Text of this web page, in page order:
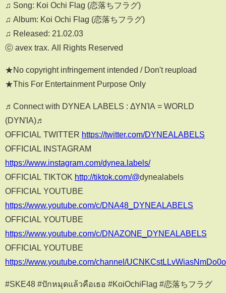
♫ Song: Koi Ochi Flag (恋落ちフラグ)
♫ Album: Koi Ochi Flag (恋落ちフラグ)
♫ Released: 21.02.03
ⓒ avex trax. All Rights Reserved
★No copyright infringement intended / Don't reupload
★This For Entertainment Purpose Only
♬Connect with DYNEA LABELS : ΔΥΝΊΑ = WORLD
(DΥΝΊΑ)♬
OFFICIAL TWITTER https://twitter.com/DYNEALABELS
OFFICIAL INSTAGRAM
https://www.instagram.com/dynea.labels/
OFFICIAL TIKTOK http://tiktok.com/@dynealabels
OFFICIAL YOUTUBE
https://www.youtube.com/c/DNA48_DYNEALABELS
OFFICIAL YOUTUBE
https://www.youtube.com/c/DNAZONE_DYNEALABELS
OFFICIAL YOUTUBE
https://www.youtube.com/channel/
#SKE48 #ปักหมุดแล้วคือเธอ #KoiOchiFlag #恋落ちフラグ